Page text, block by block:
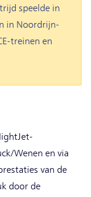
speelde in
in Noordrijn-
treinen en
Wenen en via
van de
door de